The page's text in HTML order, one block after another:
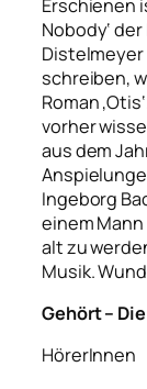
Erschienen
Nobody‘
Distelmeyer
schreiben,
Roman
vorher
aus dem
Ingeborg
einem
alt zu
Musik.
Gehört –
HörerInnen